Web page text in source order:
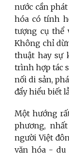
nước cần
hóa có tính
tượng cụ thể
Không chỉ
thuật hay sự
trình hợp tác
nối di sản,
đẩy hiểu biết
Một hướng
phương,
người Việt
văn hóa - du